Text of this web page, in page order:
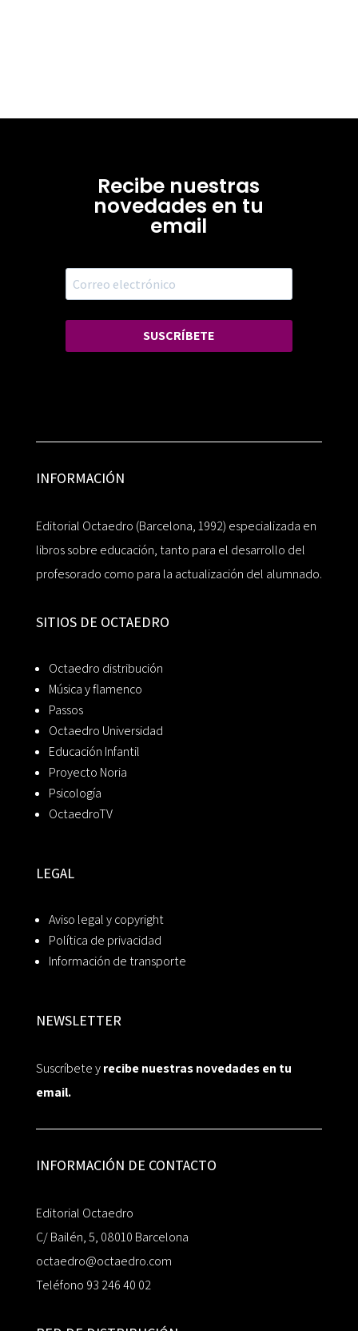
Recibe nuestras
novedades en tu
email
SUSCRÍBETE
INFORMACIÓN
Editorial Octaedro (Barcelona, 1992) especializada en
libros sobre educación, tanto para el desarrollo del
profesorado como para la actualización del alumnado.
SITIOS DE OCTAEDRO
Octaedro distribución
Música y flamenco
Passos
Octaedro Universidad
Educación Infantil
Proyecto Noria
Psicología
OctaedroTV
LEGAL
Aviso legal y copyright
Política de privacidad
Información de transporte
NEWSLETTER
Suscríbete yrecibe nuestras novedades en tu
email.
INFORMACIÓN DE CONTACTO
Editorial Octaedro
C/ Bailén, 5, 08010 Barcelona
octaedro@octaedro.com
Teléfono 93 246 40 02